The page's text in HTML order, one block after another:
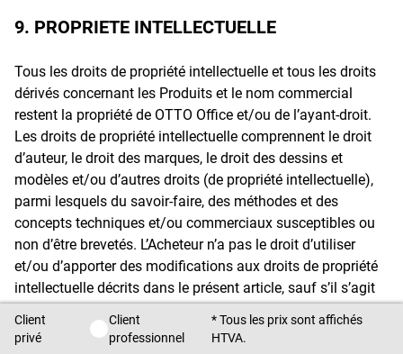
9. PROPRIETE INTELLECTUELLE
Tous les droits de propriété intellectuelle et tous les droits
dérivés concernant les Produits et le nom commercial
restent la propriété de OTTO Office et/ou de l’ayant-droit.
Les droits de propriété intellectuelle comprennent le droit
d’auteur, le droit des marques, le droit des dessins et
modèles et/ou d’autres droits (de propriété intellectuelle),
parmi lesquels du savoir-faire, des méthodes et des
concepts techniques et/ou commerciaux susceptibles ou
non d’être brevetés. L’Acheteur n’a pas le droit d’utiliser
et/ou d’apporter des modifications aux droits de propriété
intellectuelle décrits dans le présent article, sauf s’il s’agit
d’une simple utilisation privée du Produit lui-même.
Client
privé
Client privé / Client professionnel
Client
professionnel
* Tous les prix sont affichés
HTVA.